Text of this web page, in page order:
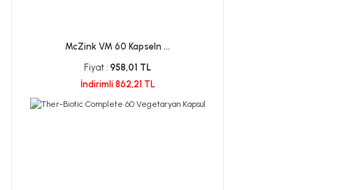
McZink VM 60 Kapseln ...
Fiyat : 958,01 TL
İndirimli 862,21 TL